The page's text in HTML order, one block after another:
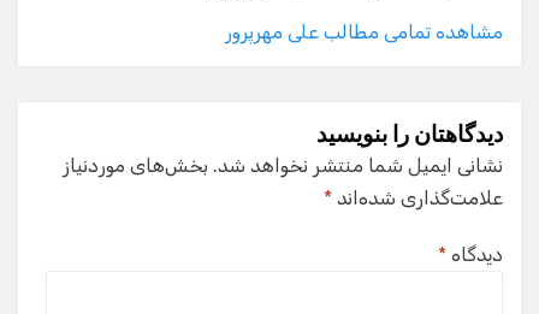
مشاهده تمامی مطالب علی مهرپرور
دیدگاهتان را بنویسید
نشانی ایمیل شما منتشر نخواهد شد. بخش‌های موردنیاز
علامت‌گذاری شده‌اند *
دیدگاه *